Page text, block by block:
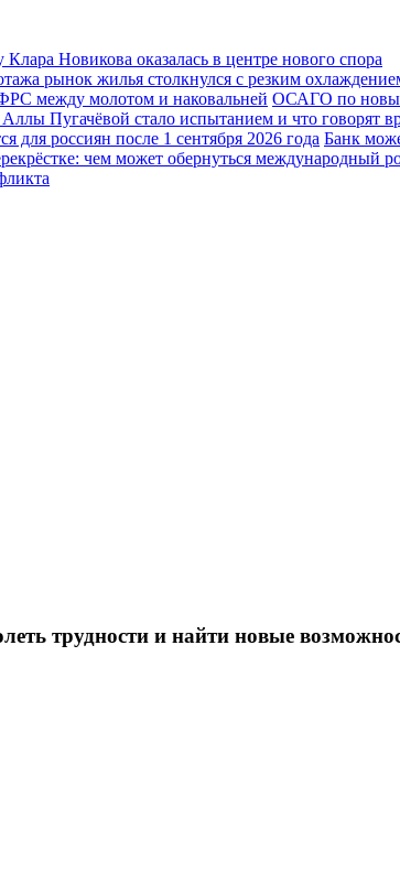
Новикова оказалась в центре нового спора
рынок жилья столкнулся с резким
между молотом и наковальней ОСАГО по новым
Пугачёвой стало испытанием и что говорят
россиян после 1 сентября 2026 года Банк
чем может обернуться международный
трудности и найти новые